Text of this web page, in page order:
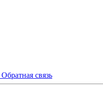
Обратная связь